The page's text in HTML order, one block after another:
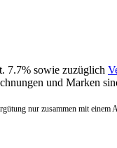
7.7% sowie zuzüglich
und Marken
nur zusammen mit